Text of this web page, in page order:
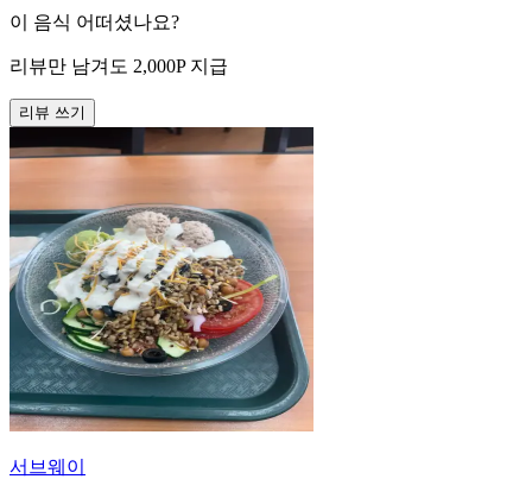
이 음식 어떠셨나요?
리뷰만 남겨도 2,000P 지급
리뷰 쓰기
서브웨이